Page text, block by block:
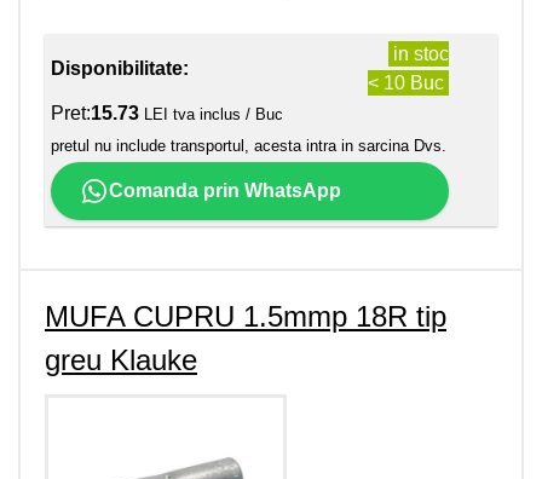
Disponibilitate:
in stoc
< 10 Buc
Pret:15.73 LEI tva inclus / Buc
pretul nu include transportul, acesta intra in sarcina Dvs.
Comanda prin WhatsApp
MUFA CUPRU 1.5mmp 18R tip
greu Klauke